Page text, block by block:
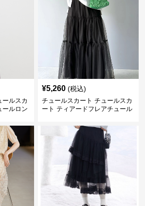
ールスカ
ールロン
¥5,260 (税込)
チュールスカート チュールスカ
ート ティアードフレアチュール